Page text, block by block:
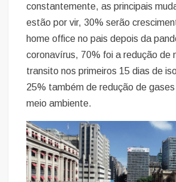
constantemente, as principais
estão por vir, 30% serão
home office no pais depois da
coronavírus, 70% foi a redução de
transito nos primeiros 15 dias de
25% também de redução de
meio ambiente.